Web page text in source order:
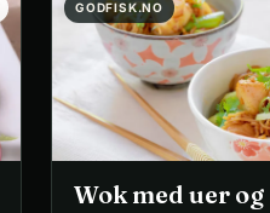
GODFISK.NO
Wok med uer og